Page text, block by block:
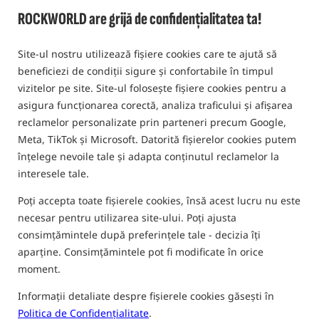
ROCKWORLD are grijă de confidențialitatea ta!
Site-ul nostru utilizează fișiere cookies care te ajută să
beneficiezi de condiții sigure și confortabile în timpul
vizitelor pe site. Site-ul folosește fișiere cookies pentru a
asigura funcționarea corectă, analiza traficului și afișarea
reclamelor personalizate prin parteneri precum Google,
Meta, TikTok și Microsoft. Datorită fișierelor cookies putem
înțelege nevoile tale și adapta conținutul reclamelor la
interesele tale.
Poți accepta toate fișierele cookies, însă acest lucru nu este
necesar pentru utilizarea site-ului. Poți ajusta
consimțămintele după preferințele tale - decizia îți
aparține. Consimțămintele pot fi modificate în orice
moment.
Informații detaliate despre fișierele cookies găsești în
Politica de Confidențialitate.
5,0